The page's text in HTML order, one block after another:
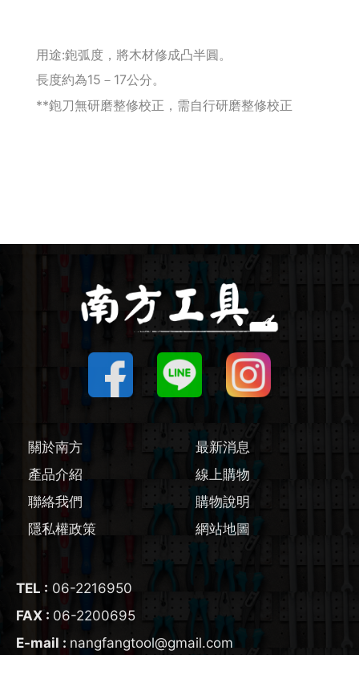
Maktec 牧科
Makita 配件
修邊機 / 配件
砂輪機 / 配件
圓鋸機 / 配件
刻磨機 / 配件
磨切機 / 配件
電鉋 / 配件
鎚鑽 / 配件
輔助工具/配件
生活藝術家電
用途:鉋弧度，將木材修成凸半圓。
長度約為15－17公分。
**鉋刀無研磨整修校正，需自行研磨整修校正
關於南方
最新消息
產品介紹
線上購物
聯絡我們
購物說明
隱私權政策
網站地圖
TEL : 06-2216950
FAX : 06-2200695
E-mail : nangfangtool@gmail.com